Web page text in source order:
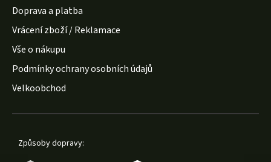
Doprava a platba
Vrácení zboží / Reklamace
Vše o nákupu
Podmínky ochrany osobních údajů
Velkoobchod
Způsoby dopravy: